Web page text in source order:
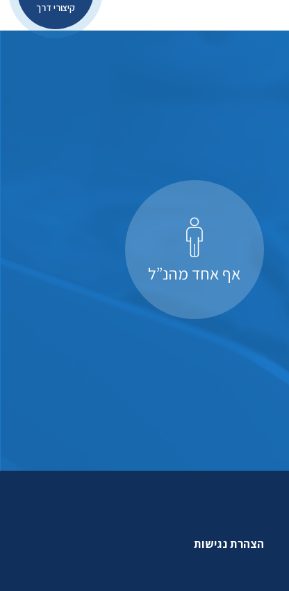
קיצורי דרך
אף אחד מהנ”ל
הצהרת נגישות